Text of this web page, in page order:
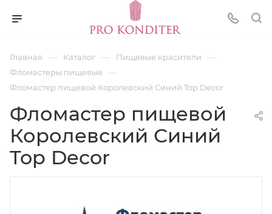
Главная — Каталог — Пищевые красители —
Фломастеры пищевые —
Фломастер пищевой Королевский Синий Top Decor
Фломастер пищевой
Королевский Синий
Top Decor